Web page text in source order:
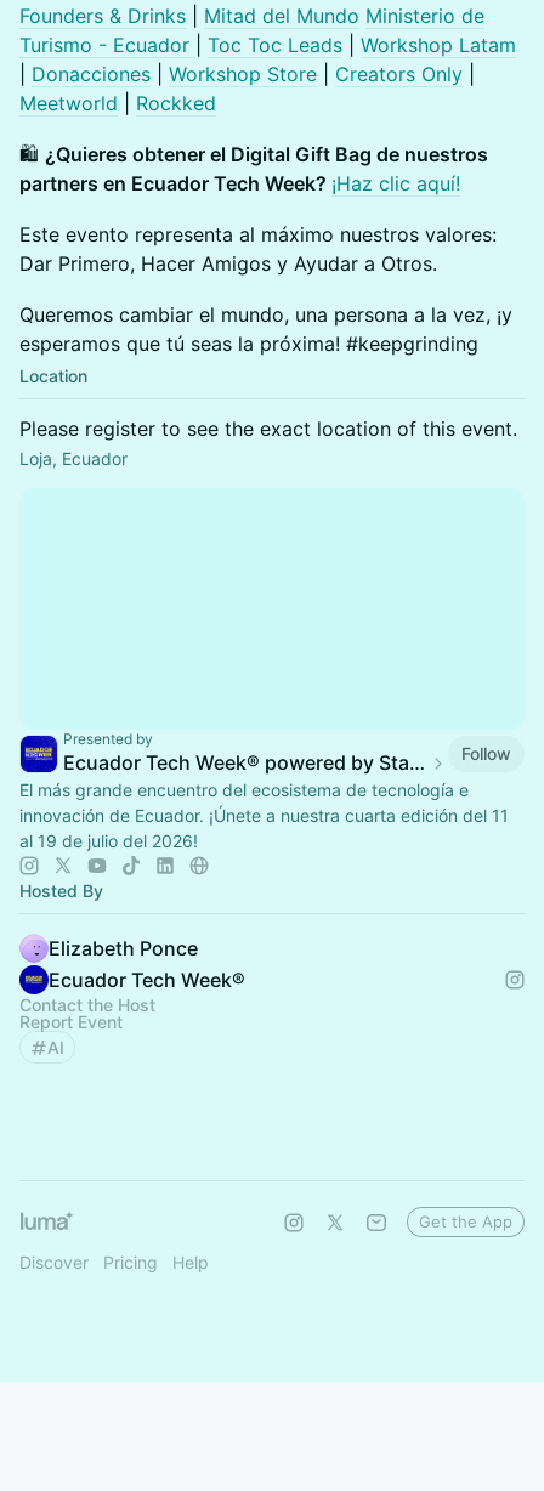
Founders & Drinks
Mitad del Mundo Ministerio de
Turismo - Ecuador
Toc Toc Leads
Workshop Latam
Donacciones Workshop Store Creators Only
Meetworld
Rockked
🛍️ ¿Quieres obtener el Digital Gift Bag de nuestros
partners en Ecuador Tech Week? ¡Haz clic aquí!
Este evento representa al máximo nuestros valores:
Dar Primero, Hacer Amigos y Ayudar a Otros.
Queremos cambiar el mundo, una persona a la vez, ¡y
esperamos que tú seas la próxima! #keepgrinding
Location
Please register to see the exact location of this event.
Loja, Ecuador
Presented by
Ecuador Tech Week® powered by Startup Grind🚀
Follow
El más grande encuentro del ecosistema de tecnología e
innovación de Ecuador. ¡Únete a nuestra cuarta edición del 11
al 19 de julio del 2026!
Hosted By
Elizabeth Ponce
Ecuador Tech Week®
Contact the Host
Report Event
AI
Discover Pricing Help
Get the App